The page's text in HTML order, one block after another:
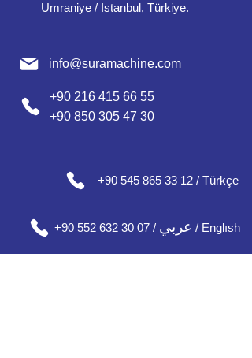
Umraniye / Istanbul, Türkiye.
info@suramachine.com
+90 216 415 66 55
+90 850 305 47 30
+90 545 865 33 12 / Türkçe
+90 552 632 30 07 / عربي / Englısh